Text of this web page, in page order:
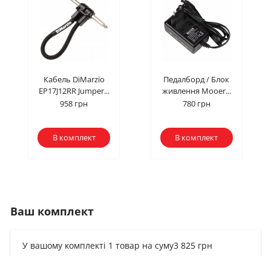
Кабель DiMarzio
EP17J12RR Jumper...
958 грн
В комплект
Педалборд / Блок
живлення Mooer...
780 грн
В комплект
Ваш комплект
У вашому комплекті 1 товар на суму3 825 грн